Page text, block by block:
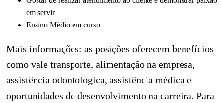
em servir
Ensino Médio em curso
Mais informações: as posições oferecem benefícios
como vale transporte, alimentação na empresa,
assistência odontológica, assistência médica e
oportunidades de desenvolvimento na carreira. Para